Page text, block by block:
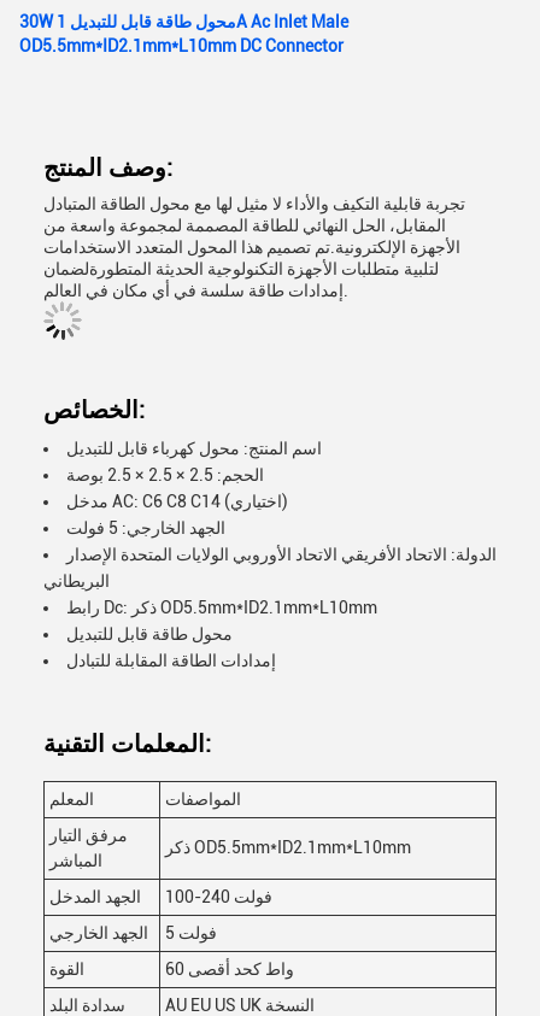
30W محول طاقة قابل للتبديل 1A Ac Inlet Male
OD5.5mm*ID2.1mm*L10mm DC Connector
وصف المنتج:
تجربة قابلية التكيف والأداء لا مثيل لها مع محول الطاقة المتبادل
المقابل، الحل النهائي للطاقة المصممة لمجموعة واسعة من
الأجهزة الإلكترونية.تم تصميم هذا المحول المتعدد الاستخدامات
لتلبية متطلبات الأجهزة التكنولوجية الحديثة المتطورةلضمان
الخصائص:
اسم المنتج: محول كهرباء قابل للتبديل
الحجم: 2.5 × 2.5 × 2.5 بوصة
مدخل AC: C6 C8 C14 (اختياري)
الجهد الخارجي: 5 فولت
الدولة: الاتحاد الأفريقي الاتحاد الأوروبي الولايات المتحدة الإصدار
البريطاني
رابط Dc: ذكر OD5.5mm*ID2.1mm*L10mm
محول طاقة قابل للتبديل
إمدادات الطاقة المقابلة للتبادل
المعلمات التقنية:
المعلم
المواصفات
مرفق التيار
المباشر
ذكر OD5.5mm*ID2.1mm*L10mm
الجهد المدخل
100-240 فولت
الجهد الخارجي
5 فولت
القوة
60 واط كحد أقصى
سدادة البلد
AU EU US UK النسخة